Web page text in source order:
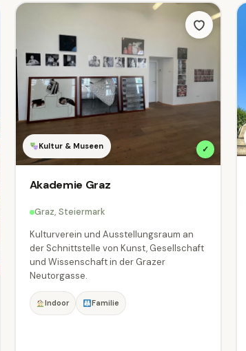
Kultur & Museen ✓
Akademie Graz
Graz, Steiermark
Kulturverein und Ausstellungsraum an
der Schnittstelle von Kunst, Gesellschaft
und Wissenschaft in der Grazer
Neutorgasse.
Indoor Familie